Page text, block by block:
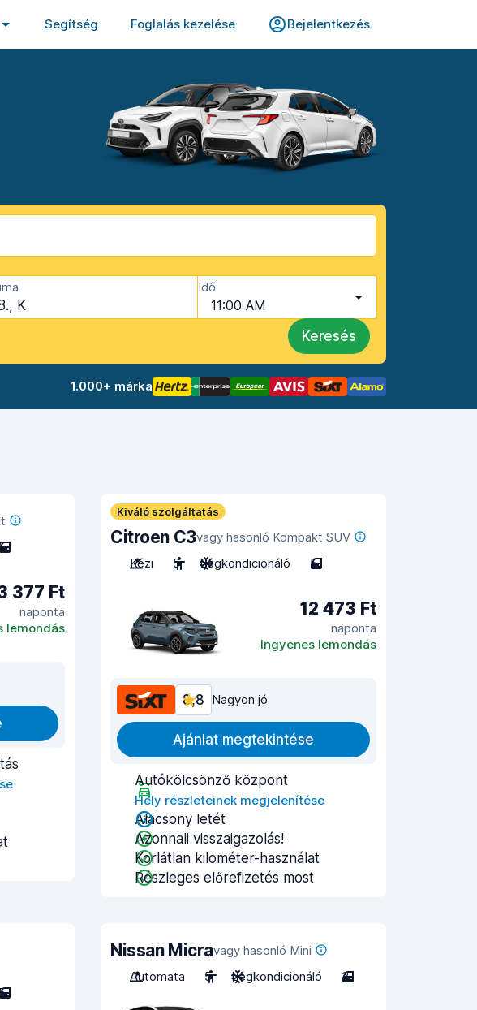
Segítség Foglalás kezelése Bejelentkezés
K
Idő
11:00 AM
Keresés
1.000+ márka
5
377 Ft
naponta
lemondás
Kiváló szolgáltatás
Citroen C3vagy hasonló Kompakt SUV
Kézi
5 Légkondicionáló 5
12 473 Ft
naponta
Ingyenes lemondás
8,8 Nagyon jó
Ajánlat megtekintése
Autókölcsönző központ
Hely részleteinek megjelenítése
Alacsony letét
Azonnali visszaigazolás!
Korlátlan kilométer-használat
Részleges előrefizetés most
5
Nissan Micravagy hasonló Mini
Automata
5 Légkondicionáló 3